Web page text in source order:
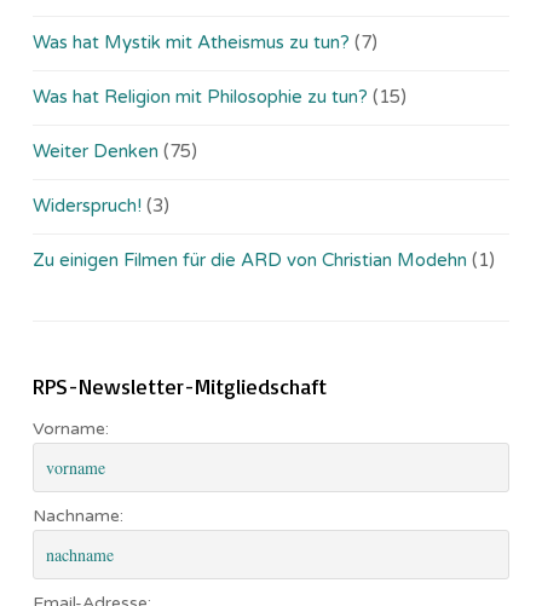
Was hat Mystik mit Atheismus zu tun? (7)
Was hat Religion mit Philosophie zu tun? (15)
Weiter Denken (75)
Widerspruch! (3)
Zu einigen Filmen für die ARD von Christian Modehn (1)
RPS-Newsletter-Mitgliedschaft
Vorname:
Nachname: